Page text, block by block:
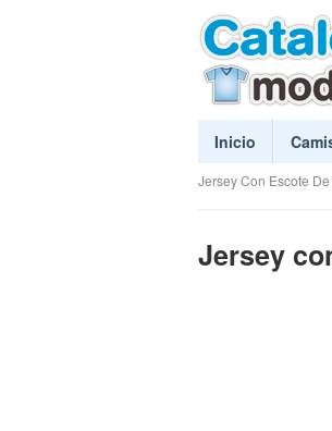
Inicio
Jersey Con Escote
Jersey